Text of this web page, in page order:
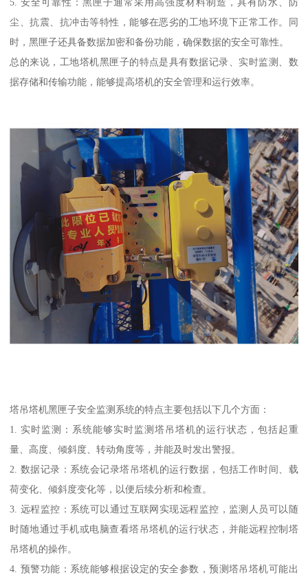
尘、抗震、抗冲击等特性，能够在恶劣的工地环境下正常工作。同
时，黑匣子还具备数据加密和备份功能，确保数据的安全可靠性。
总的来说，工地塔机黑匣子的特点是具有数据记录、实时监测、数
据存储和传输功能，能够提高塔机的安全管理和运行效率。
塔吊塔机黑匣子安全监测系统的特点主要包括以下几个方面：
1. 实时监测：系统能够实时监测塔吊塔机的运行状态，包括起重
量、高度、倾斜度、转动角度等，并能及时发出警报。
2. 数据记录：系统会记录塔吊塔机的运行数据，包括工作时间、载
荷变化、倾斜度变化等，以便后续分析和检查。
3. 远程监控：系统可以通过互联网实现远程监控，监测人员可以随
时随地通过手机或电脑查看塔吊塔机的运行状态，并能远程控制塔
吊塔机的操作。
4. 预警功能：系统能够根据设定的安全参数，预测塔吊塔机可能出